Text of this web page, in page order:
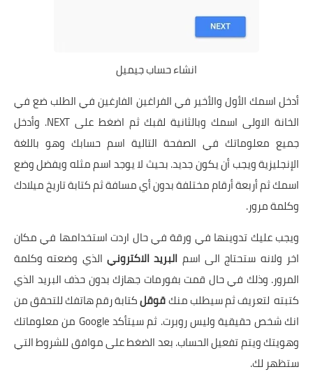
انشاء حساب جيميل
أدخل اسمك الأول والأخير في الفراغين الفارغين في الطلب ضع في
الخانة الاولى اسمك وبالثانية لقبك ثم اضغط على NEXT. وأدخل
جميع معلوماتك في الصفحة التالية اسم حسابك وهو باللغة
الإنجليزية ويجب أن يكون جديد. بحيث لا يوجد اسم مثله ويفضل وضع
اسمك ثم أربعة أرقام مختلفة بدون أي مسافة ثم كتابة تاريخ ميلادك
وكلمة مرور.
ويجب عليك تدوينها في ورقة في حال اردت استخدامها في مكان
اخر ولانه ستحتاج الى اسم البريد الاكتروني الذي وضعته وكلمة
المرور. وذلك في حال قمت بفورمات جهازك بدون حذف البريد الذي
كتبته لتعريف ثم سيطلب منكقوقلكتابة رقم هاتفك للتحقق من
انك شخص حقيقية وليس روبرت. ثم سيتأكد Google من معلوماتك
وهويتك ويتم تفعيل الحساب. بعد الضغط على موافق للشروط التي
ستظهر لك.